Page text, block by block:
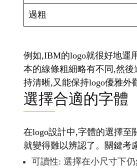
過粗
例如,IBM的logo就很好地運
本的線條粗細略有不同,然
持清晰,又能保持logo優雅外
選擇合適的字體
在logo設計中,字體的選擇至
就變得難以辨認了。關鍵考
可讀性: 選擇在小尺寸下仍